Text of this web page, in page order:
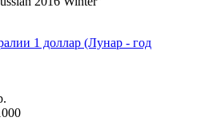
1 доллар (Лунар - год